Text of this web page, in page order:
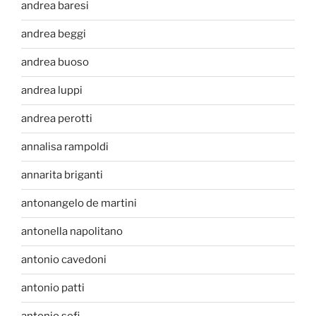
andrea baresi
andrea beggi
andrea buoso
andrea luppi
andrea perotti
annalisa rampoldi
annarita briganti
antonangelo de martini
antonella napolitano
antonio cavedoni
antonio patti